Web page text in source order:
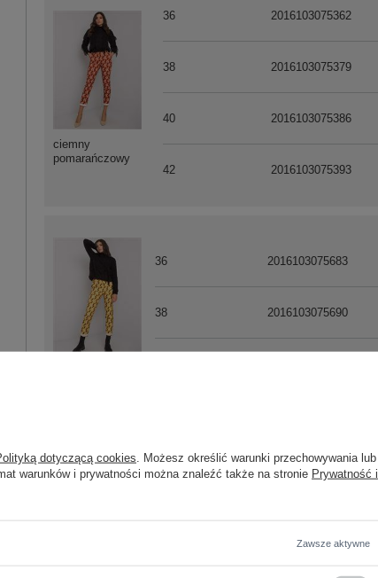
ciemny
pomarańczowy
36 2016103075362
38 2016103075379
40 2016103075386
42 2016103075393
36 2016103075683
38 2016103075690
36 2016103075287
dotyczącą cookies . Możesz określić warunki przechowywania lub
warunków i prywatności można znaleźć także na stronie Prywatność i
Zawsze aktywne